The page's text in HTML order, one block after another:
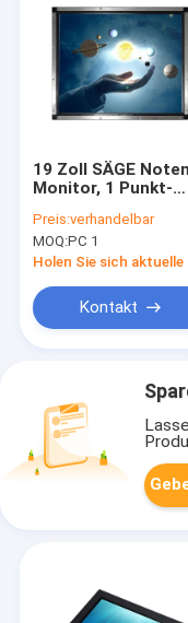
19 Zoll SÄGE
Monitor, 1 Punkt-
Touch Screen
Monitor
Preis:verhandelbar
MOQ:PC 1
Kontakt